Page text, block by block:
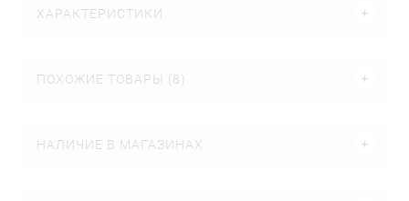
ХАРАКТЕРИСТИКИ
ПОХОЖИЕ ТОВАРЫ (8)
НАЛИЧИЕ В МАГАЗИНАХ